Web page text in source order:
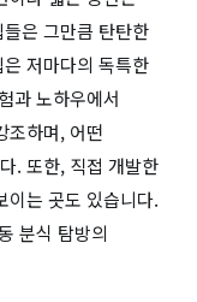
은 그만큼 탄탄한
저마다의 독특한
과 노하우에서
조하며, 어떤
. 또한, 직접 개발한
이는 곳도 있습니다.
분식 탐방의